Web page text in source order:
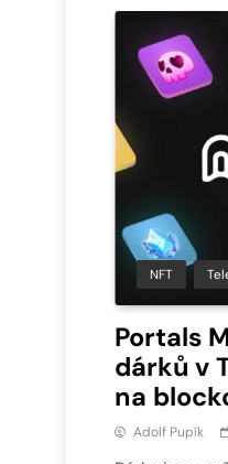
NFT
Portals
dárků v
na
Adolf Pupík